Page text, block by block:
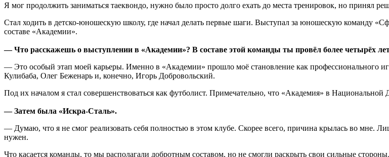
Я мог продолжить заниматься таеквондо, нужно было просто долго ехать до места тренировок, но принял
Стал ходить в детско-юношескую школу, где начал делать первые шаги. Выступал за юношескую команду
составе «Академии».
— Что расскажешь о выступлении в «Академии»? В составе этой команды ты провёл более четырёх
— Это особый этап моей карьеры. Именно в «Академии» прошло моё становление как профессионального
Кулибаба, Олег Беженарь и, конечно, Игорь Добровольский.
Под их началом я стал совершенствоваться как футболист. Примечательно, что «Академия» в
— Затем была «Искра-Сталь».
— Думаю, что я не смог реализовать себя полностью в этом клубе. Скорее всего, причина крылась во мне.
нужен.
Что касается команды, то мы располагали добротным составом, но не смогли раскрыть свои сильные